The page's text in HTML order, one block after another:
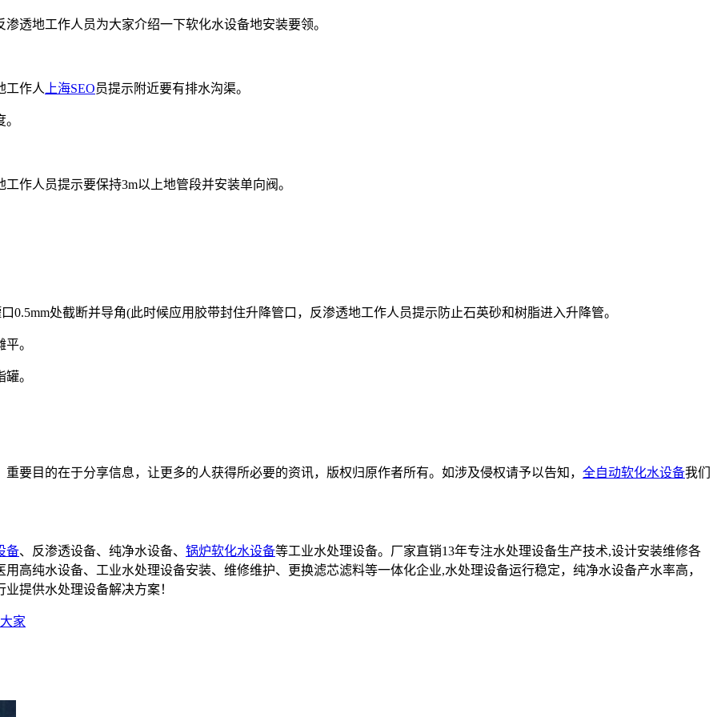
透地工作人员为大家介绍一下软化水设备地安装要领。
工作人 上海SEO员提示附近要有排水沟渠。
作人员提示要保持3m以上地管段并安装单向阀。
0.5mm处截断并导角(此时候应用胶带封住升降管口，反渗透地工作人员提示防止石英砂和树脂进入升降管。
。
。
要目的在于分享信息，让更多的人获得所必要的资讯，版权归原作者所有。如涉及侵权请予以告知， 全自动软化水设备我们
备、反渗透设备、纯净水设备、 锅炉软化水设备等工业水处理设备。厂家直销13年专注水处理设备生产技术,设计安装维修各
高纯水设备、工业水处理设备安装、维修维护、更换滤芯滤料等一体化企业,水处理设备运行稳定，纯净水设备产水率高，
提供水处理设备解决方案！
家